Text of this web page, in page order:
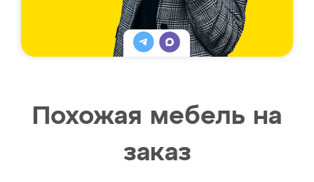
Похожая мебель на
заказ